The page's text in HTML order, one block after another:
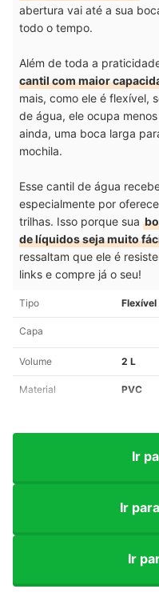
abertura vai até a sua
todo o tempo.
Além de toda a
cantil com maior
mais, como ele é flexível,
de água, ele ocupa
ainda, uma boca larga
mochila.
Esse cantil de água
especialmente por
trilhas. Isso porque sua
de líquidos seja muito
ressaltam que ele é
links e compre já o seu!
Tipo Flexível
Capa
Volume 2 L
Material PVC
Ir
Ir
Ir